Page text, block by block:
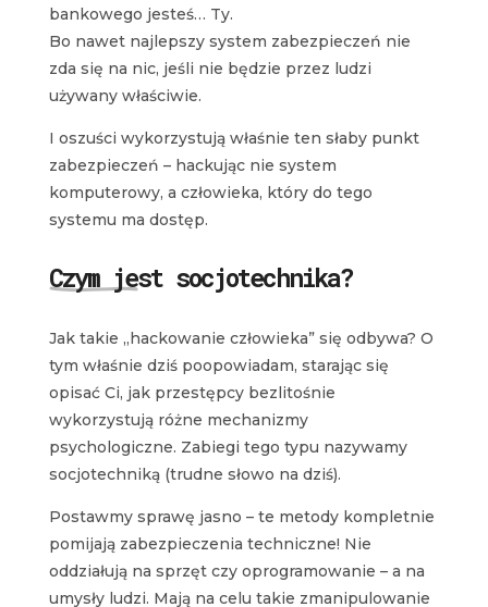
bankowego jesteś… Ty.
Bo nawet najlepszy system zabezpieczeń nie
zda się na nic, jeśli nie będzie przez ludzi
używany właściwie.
I oszuści wykorzystują właśnie ten słaby punkt
zabezpieczeń – hackując nie system
komputerowy, a człowieka, który do tego
systemu ma dostęp.
Czym jest socjotechnika?
Jak takie „hackowanie człowieka” się odbywa? O
tym właśnie dziś poopowiadam, starając się
opisać Ci, jak przestępcy bezlitośnie
wykorzystują różne mechanizmy
psychologiczne. Zabiegi tego typu nazywamy
socjotechniką (trudne słowo na dziś).
Postawmy sprawę jasno – te metody kompletnie
pomijają zabezpieczenia techniczne! Nie
oddziałują na sprzęt czy oprogramowanie – a na
umysły ludzi. Mają na celu takie zmanipulowanie